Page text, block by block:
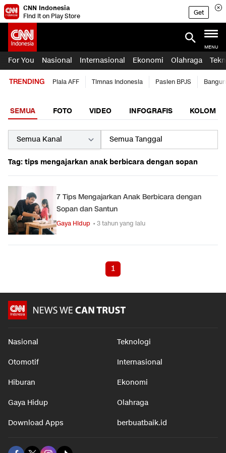
CNN Indonesia
Find it on Play Store
Get
MENU
For You Nasional Internasional Ekonomi Olahraga
TRENDING Piala AFF Timnas Indonesia Pasien BPJS
SEMUA FOTO VIDEO INFOGRAFIS KOLOM
Tag: tips mengajarkan anak berbicara dengan sopan
7 Tips Mengajarkan Anak Berbicara dengan
Sopan dan Santun
Gaya Hidup • 3 tahun yang lalu
1
Nasional Teknologi
Otomotif Internasional
Hiburan Ekonomi
Gaya Hidup Olahraga
Download Apps berbuatbaik.id